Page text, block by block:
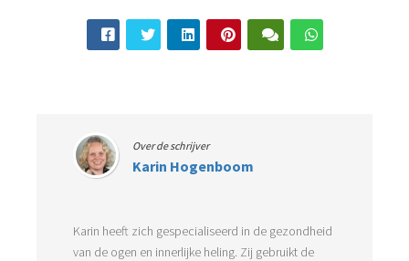
Over de schrijver
Karin Hogenboom
Karin heeft zich gespecialiseerd in de gezondheid
van de ogen en innerlijke heling. Zij gebruikt de